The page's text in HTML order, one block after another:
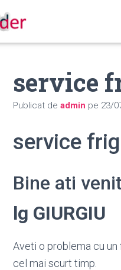
service
Publicat de admin pe 23/
service
Bine ati
lg GIURGIU
Aveti o problema cu
cel mai scurt timp.